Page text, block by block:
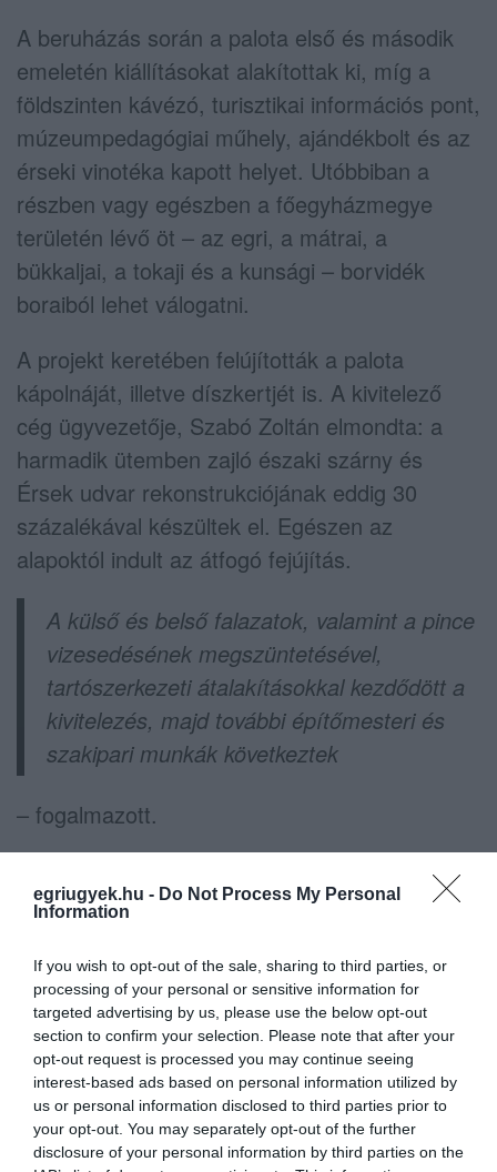
egriugyek.hu - Do Not Process My Personal
Information
If you wish to opt-out of the sale, sharing to third parties, or
processing of your personal or sensitive information for
targeted advertising by us, please use the below opt-out
section to confirm your selection. Please note that after your
opt-out request is processed you may continue seeing
interest-based ads based on personal information utilized by
us or personal information disclosed to third parties prior to
your opt-out. You may separately opt-out of the further
disclosure of your personal information by third parties on the
A beruházás során a palota első és második
emeletén kiállításokat alakítottak ki, míg a
földszinten kávézó, turisztikai információs pont,
múzeumpedagógiai műhely, ajándékbolt és az
érseki vinotéka kapott helyet. Utóbbiban a
részben vagy egészben a főegyházmegye
területén lévő öt – az egri, a mátrai, a
bükkaljai, a tokaji és a kunsági – borvidék
boraiból lehet válogatni.
A projekt keretében felújították a palota
kápolnáját, illetve díszkertjét is. A kivitelező
cég ügyvezetője, Szabó Zoltán elmondta: a
harmadik ütemben zajló északi szárny és
Érsek udvar rekonstrukciójának eddig 30
százalékával készültek el. Egészen az
alapoktól indult az átfogó fejújítás.
A külső és belső falazatok, valamint a pince
vizesedésének megszüntetésével,
tartószerkezeti átalakításokkal kezdődött a
kivitelezés, majd további építőmesteri és
szakipari munkák következtek
– fogalmazott.
A felújítási program keretében egy szakaszon
a tetőszerkezetet elbontják, helyette újat
visszaállításával. Az átalakítás az épület teljes
funkcionális átrendezésével jár, és az udvara is
teljes egészében megújul.
A felújítási alatt álló északi szárnyról sok
remek fotót megosztottak, ezek közül
néhányat válogattunk ki, a teljes galériaaz